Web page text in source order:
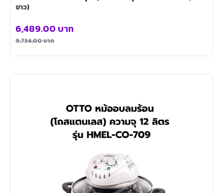
ขาว)
9,734.00บาท
6,489.00 บาท